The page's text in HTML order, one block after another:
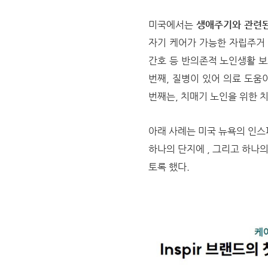
미국에서는 생애주기와 관련
자기 케어가 가능한 자립주거
간호 등 반의존적 노인생활
번째, 질병이 있어 의료 도움
번째는, 치매기 노인을 위한
아래 사례는 미국 뉴욕의 인
하나의 단지에 , 그리고 하나
토록 했다.